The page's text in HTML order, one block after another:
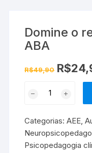
Domine o
ABA
R$49,90 O
preço
R$49,90.
R$
e
avaliação
ABA
Categorias:AEE ,
Psicopedagogia